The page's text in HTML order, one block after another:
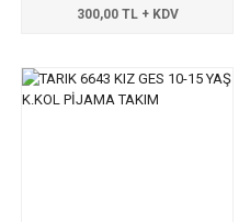
300,00 TL + KDV